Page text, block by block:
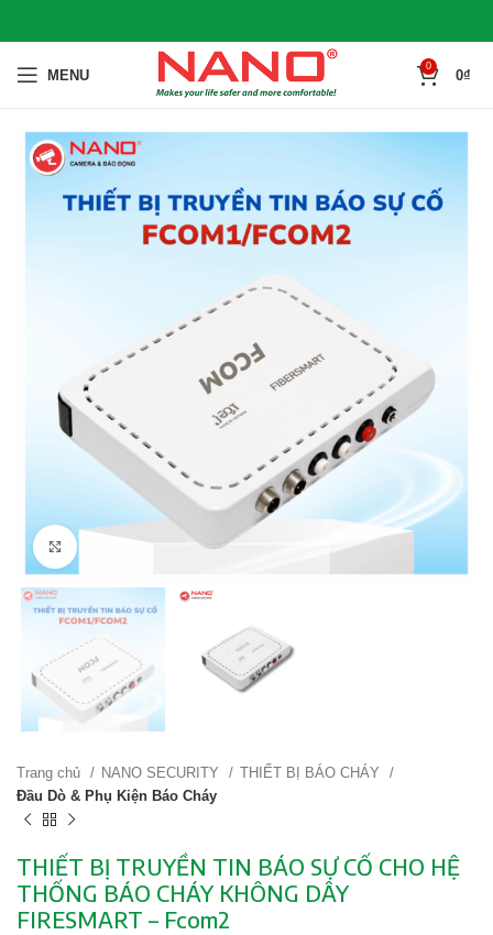
MENU
0
0₫
Click to enlarge
Trang chủ NANO SECURITY
THIẾT BỊ BÁO CHÁY
Đầu Dò & Phụ Kiện Báo Cháy
THIẾT BỊ TRUYỀN TIN BÁO SỰ CỐ CHO HỆ
THỐNG BÁO CHÁY KHÔNG DÂY
FIRESMART – Fcom2